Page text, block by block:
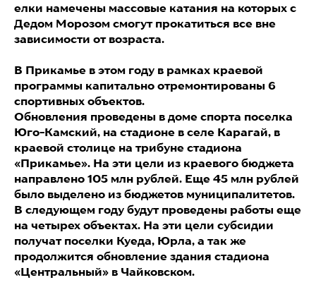
елки намечены массовые катания на которых с
Дедом Морозом смогут прокатиться все вне
зависимости от возраста.
В Прикамье в этом году в рамках краевой
программы капитально отремонтированы 6
спортивных объектов.
Обновления проведены в доме спорта поселка
Юго-Камский, на стадионе в селе Карагай, в
краевой столице на трибуне стадиона
«Прикамье». На эти цели из краевого бюджета
направлено 105 млн рублей. Еще 45 млн рублей
было выделено из бюджетов муниципалитетов.
В следующем году будут проведены работы еще
на четырех объектах. На эти цели субсидии
получат поселки Куеда, Юрла, а так же
продолжится обновление здания стадиона
«Центральный» в Чайковском.